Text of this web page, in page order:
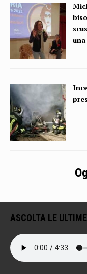
ASCOLTA LE